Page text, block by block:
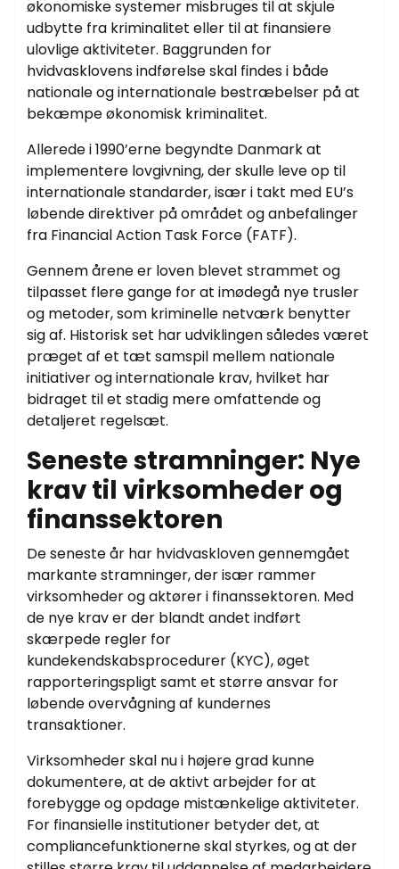
økonomiske systemer misbruges til at skjule
udbytte fra kriminalitet eller til at finansiere
ulovlige aktiviteter. Baggrunden for
hvidvasklovens indførelse skal findes i både
nationale og internationale bestræbelser på at
bekæmpe økonomisk kriminalitet.
Allerede i 1990’erne begyndte Danmark at
implementere lovgivning, der skulle leve op til
internationale standarder, især i takt med EU’s
løbende direktiver på området og anbefalinger
fra Financial Action Task Force (FATF).
Gennem årene er loven blevet strammet og
tilpasset flere gange for at imødegå nye trusler
og metoder, som kriminelle netværk benytter
sig af. Historisk set har udviklingen således været
præget af et tæt samspil mellem nationale
initiativer og internationale krav, hvilket har
bidraget til et stadig mere omfattende og
detaljeret regelsæt.
Seneste stramninger: Nye
krav til virksomheder og
finanssektoren
De seneste år har hvidvaskloven gennemgået
markante stramninger, der især rammer
virksomheder og aktører i finanssektoren. Med
de nye krav er der blandt andet indført
skærpede regler for
kundekendskabsprocedurer (KYC), øget
rapporteringspligt samt et større ansvar for
løbende overvågning af kundernes
transaktioner.
Virksomheder skal nu i højere grad kunne
dokumentere, at de aktivt arbejder for at
forebygge og opdage mistænkelige aktiviteter.
For finansielle institutioner betyder det, at
compliancefunktionerne skal styrkes, og at der